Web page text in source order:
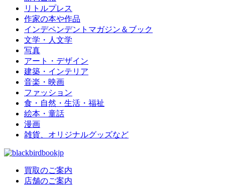
リトルプレス
作家の本や作品
インデペンデントマガジン＆ブック
文学・人文学
写真
アート・デザイン
建築・インテリア
音楽・映画
ファッション
食・自然・生活・福祉
絵本・童話
漫画
雑貨、オリジナルグッズなど
買取のご案内
店舗のご案内